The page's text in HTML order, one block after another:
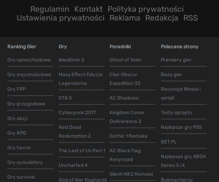
Regulamin Kontakt Polityka prywatności
Ustawienia prywatności
Reklama Redakcja RSS
Ranking Gier
Gry samochodowe
Gry zręcznościowe
Gry FPP
Gry przygodowe
Gry akcji
Gry RPG
Gry horror
Gry symulatory
Gry survival
Gry
Wiedźmin 3
Mass Effect Edycja
Legendarna
GTA 5
Cyberpunk 2077
Red Dead
Redemption 2
The Last of Us Part 1
Uncharted 4
God of War Ragnarok
Poradniki
Ghost of Yotei
Clair Obscur
Expedition 33
AC Shadows
Kingdom Come
Deliverance 2
Gothic 1 Remake
AC Black Flag
Resynced
Silent Hill 2 Remake
Polecane strony
Premiery gier
Baza gier
Recenzje filmów i
seriali
Testy sprzętu
Najlepsze gry PS5
BET.PL
Najlepsze gry XBOX
Series S i X
Bukmacherzy